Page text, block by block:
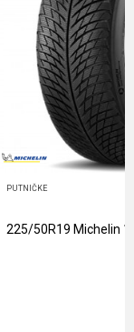
PUTNIČKE
225/50R19 Michelin